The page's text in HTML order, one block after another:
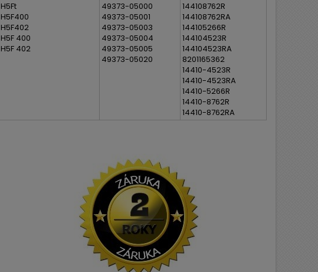
H5Ft
H5F400
H5F402
H5F 400
H5F 402
49373-05000
49373-05001
49373-05003
49373-05004
49373-05005
49373-05020
144108762R
144108762RA
144105266R
144104523R
144104523RA
8201165362
14410-4523R
14410-4523RA
14410-5266R
14410-8762R
14410-8762RA